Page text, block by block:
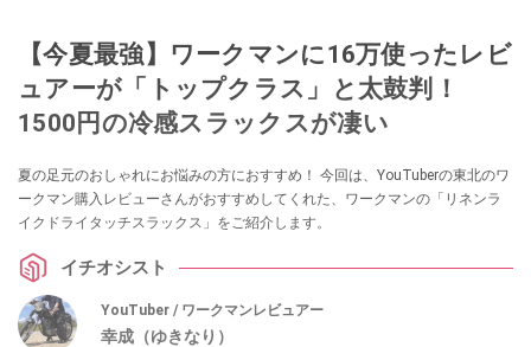
【今夏最強】ワークマンに16万使ったレビ
ュアーが「トップクラス」と太鼓判！
1500円の冷感スラックスが凄い
夏の足元のおしゃれにお悩みの方におすすめ！ 今回は、YouTuberの東北のワ
ークマン購入レビューさんがおすすめしてくれた、ワークマンの「リネンラ
イクドライタッチスラックス」をご紹介します。
イチオシスト
YouTuber / ワークマンレビュアー
幸成（ゆきなり）